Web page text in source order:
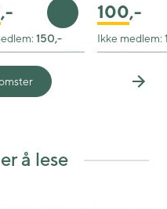
,- Legg i handlekurv
150,-
100,-
Ikke medlem:
Next
å lese